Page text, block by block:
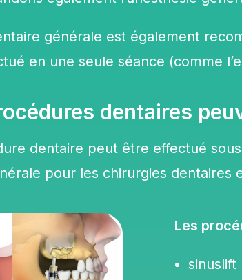
générale est également
en une seule séance (comme
dentaires
dentaire peut être effectué
pour les chirurgies
Les
sinuslift